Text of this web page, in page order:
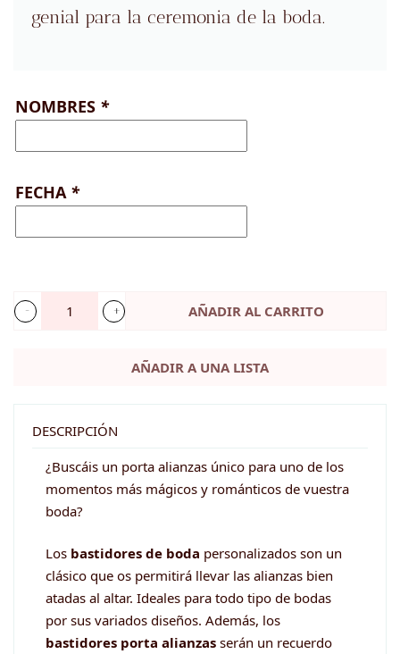
genial para la ceremonia de la boda.
NOMBRES *
FECHA *
Bastidor
personalizado
cantidad
AÑADIR AL CARRITO
AÑADIR A UNA LISTA
DESCRIPCIÓN
¿Buscáis un porta alianzas único para uno de los
momentos más mágicos y románticos de vuestra
boda?
Los bastidores de boda personalizados son un
clásico que os permitirá llevar las alianzas bien
atadas al altar. Ideales para todo tipo de bodas
por sus variados diseños. Además, los
bastidores porta alianzas serán un recuerdo